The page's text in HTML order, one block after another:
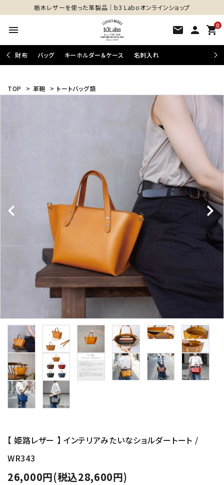
栃木レザーを使った革製品│b3 Laboオンラインショップ
menu mail person 0
shopping_cart
財布 バッグ キーホルダー＆ケース 名刺入れ
TOP > 革鞄 > トートバッグ類
【 姫路レザー 】 インテリアみたいなショルダートート /
WR343
26,000円(税込28,600円)